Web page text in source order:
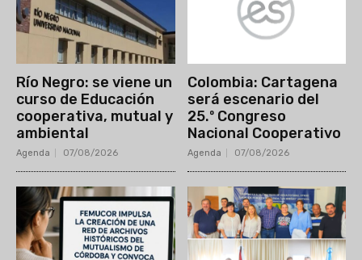
Río Negro: se viene un
curso de Educación
cooperativa, mutual y
ambiental
Agenda 07/08/2026
Colombia: Cartagena
será escenario del
25.º Congreso
Nacional Cooperativo
Agenda 07/08/2026